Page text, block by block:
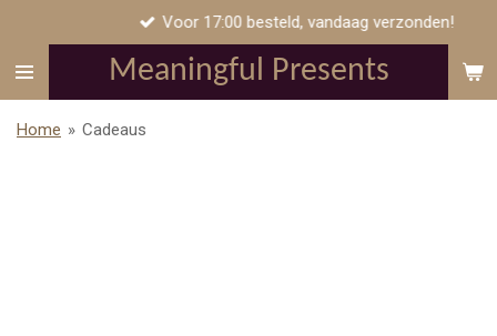
naar
hoofdinhoud
Meaningful Presents
Voor 17:00 besteld, vandaag verzonden!
Home » Cadeaus